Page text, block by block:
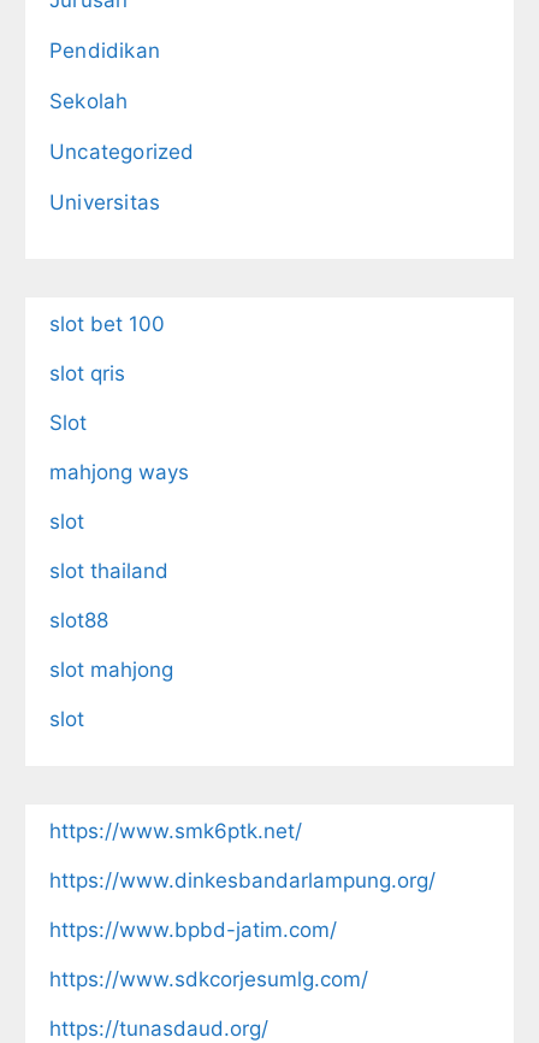
Pendidikan
Sekolah
Uncategorized
Universitas
slot bet 100
slot qris
Slot
mahjong ways
slot
slot thailand
slot88
slot mahjong
slot
https://www.smk6ptk.net/
https://www.dinkesbandarlampung.org/
https://www.bpbd-jatim.com/
https://www.sdkcorjesumlg.com/
https://tunasdaud.org/